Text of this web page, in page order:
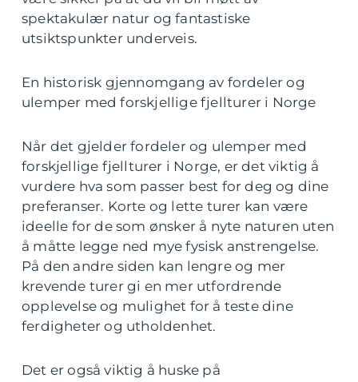
spektakulær natur og fantastiske
utsiktspunkter underveis.
En historisk gjennomgang av fordeler og
ulemper med forskjellige fjellturer i Norge
Når det gjelder fordeler og ulemper med
forskjellige fjellturer i Norge, er det viktig å
vurdere hva som passer best for deg og dine
preferanser. Korte og lette turer kan være
ideelle for de som ønsker å nyte naturen uten
å måtte legge ned mye fysisk anstrengelse.
På den andre siden kan lengre og mer
krevende turer gi en mer utfordrende
opplevelse og mulighet for å teste dine
ferdigheter og utholdenhet.
Det er også viktig å huske på